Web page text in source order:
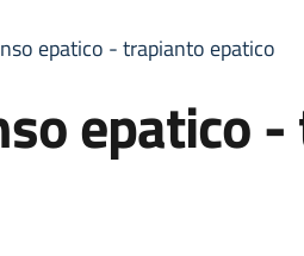
epatico - trapianto epatico
epatico